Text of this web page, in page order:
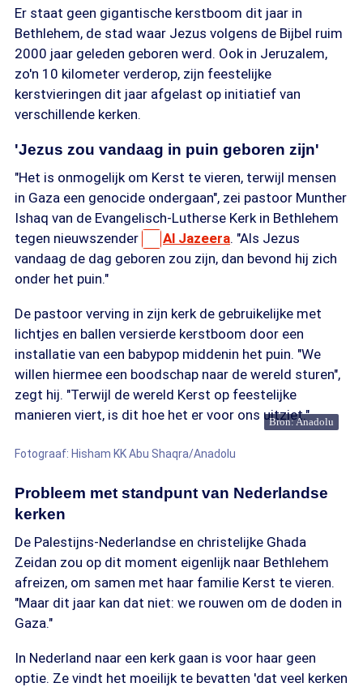
Er staat geen gigantische kerstboom dit jaar in
Bethlehem, de stad waar Jezus volgens de Bijbel ruim
2000 jaar geleden geboren werd. Ook in Jeruzalem,
zo'n 10 kilometer verderop, zijn feestelijke
kerstvieringen dit jaar afgelast op initiatief van
verschillende kerken.
'Jezus zou vandaag in puin geboren zijn'
"Het is onmogelijk om Kerst te vieren, terwijl mensen
in Gaza een genocide ondergaan", zei pastoor Munther
Ishaq van de Evangelisch-Lutherse Kerk in Bethlehem
tegen nieuwszender
Al Jazeera. "Als Jezus
vandaag de dag geboren zou zijn, dan bevond hij zich
onder het puin."
De pastoor verving in zijn kerk de gebruikelijke met
lichtjes en ballen versierde kerstboom door een
installatie van een babypop middenin het puin. "We
willen hiermee een boodschap naar de wereld sturen",
zegt hij. "Terwijl de wereld Kerst op feestelijke
manieren viert, is dit hoe het er voor ons uitziet."
Bron: Anadolu
Fotograaf: Hisham KK Abu Shaqra/Anadolu
Probleem met standpunt van Nederlandse
kerken
De Palestijns-Nederlandse en christelijke Ghada
Zeidan zou op dit moment eigenlijk naar Bethlehem
afreizen, om samen met haar familie Kerst te vieren.
"Maar dit jaar kan dat niet: we rouwen om de doden in
Gaza."
In Nederland naar een kerk gaan is voor haar geen
optie. Ze vindt het moeilijk te bevatten 'dat veel kerken